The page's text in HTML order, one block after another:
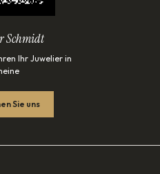
Schmidt
Ihr Juwelier in
Sie uns